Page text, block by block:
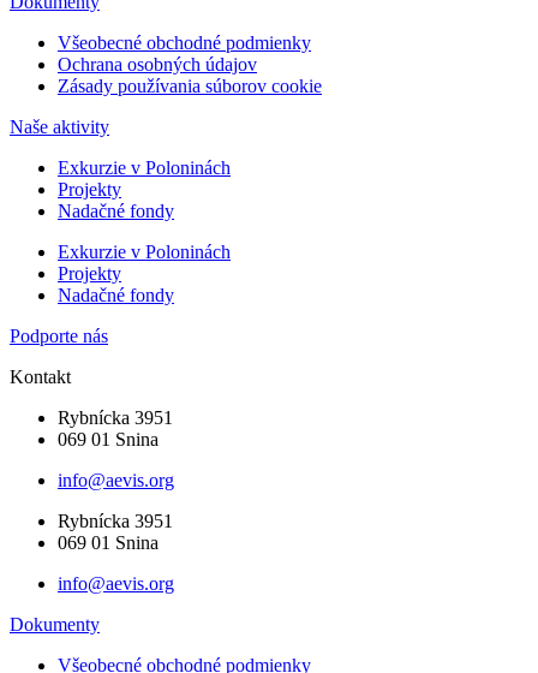
Všeobecné obchodné podmienky
Ochrana osobných údajov
Zásady používania súborov cookie
Naše aktivity
Exkurzie v Poloninách
Projekty
Nadačné fondy
Exkurzie v Poloninách
Projekty
Nadačné fondy
Podporte nás
Kontakt
Rybnícka 3951
069 01 Snina
info@aevis.org
Rybnícka 3951
069 01 Snina
info@aevis.org
Dokumenty
Všeobecné obchodné podmienky